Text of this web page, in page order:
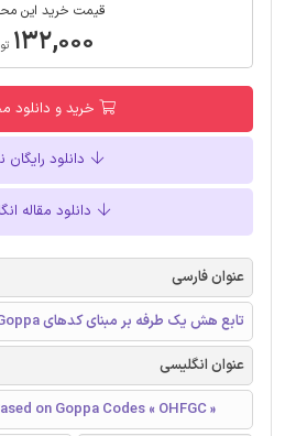
قیمت خرید این
۱۳۲,۰۰۰
خرید و
دانلود رایگان
دانلود مقاله
عنوان فارسی
تابع هش یک طرفه بر مبنای کدهای OHFGC) Goppa)
عنوان انگلیسی
on Goppa Codes « OHFGC »